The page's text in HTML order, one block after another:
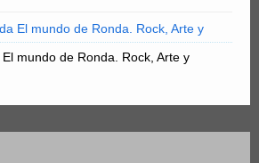
El mundo de Ronda. Rock, Arte y